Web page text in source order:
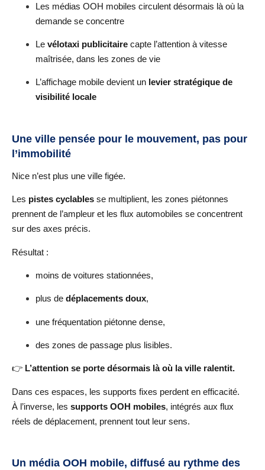
Les médias OOH mobiles circulent désormais là où la
demande se concentre
Le vélotaxi publicitaire capte l’attention à vitesse
maîtrisée, dans les zones de vie
L’affichage mobile devient un levier stratégique de
visibilité locale
Une ville pensée pour le mouvement, pas pour
l’immobilité
Nice n’est plus une ville figée.
Les pistes cyclables se multiplient, les zones piétonnes
prennent de l’ampleur et les flux automobiles se concentrent
sur des axes précis.
Résultat :
moins de voitures stationnées,
plus de déplacements doux,
une fréquentation piétonne dense,
des zones de passage plus lisibles.
👉 L’attention se porte désormais là où la ville ralentit.
Dans ces espaces, les supports fixes perdent en efficacité.
À l’inverse, les supports OOH mobiles, intégrés aux flux
réels de déplacement, prennent tout leur sens.
Un média OOH mobile, diffusé au rythme des